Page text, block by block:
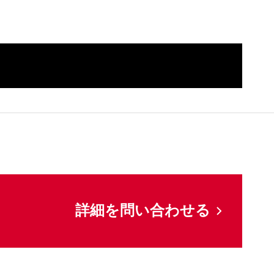
詳細を問い合わせる